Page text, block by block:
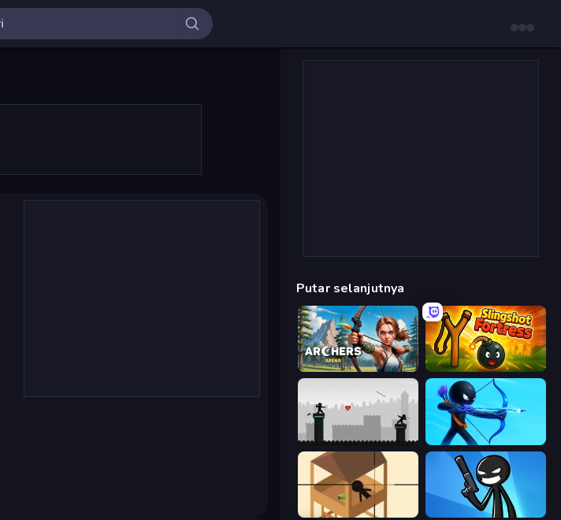
Putar selanjutnya
Archers Arena Slingshot Fortress
Javelin Fighting Archers Random
Elite Sniper